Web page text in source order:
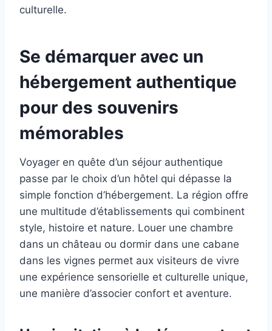
culturelle.
Se démarquer avec un
hébergement authentique
pour des souvenirs
mémorables
Voyager en quête d’un séjour authentique
passe par le choix d’un hôtel qui dépasse la
simple fonction d’hébergement. La région offre
une multitude d’établissements qui combinent
style, histoire et nature. Louer une chambre
dans un château ou dormir dans une cabane
dans les vignes permet aux visiteurs de vivre
une expérience sensorielle et culturelle unique,
une manière d’associer confort et aventure.